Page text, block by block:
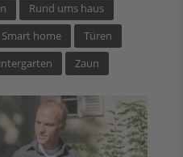
Rund ums haus
Smart home
Türen
Zaun